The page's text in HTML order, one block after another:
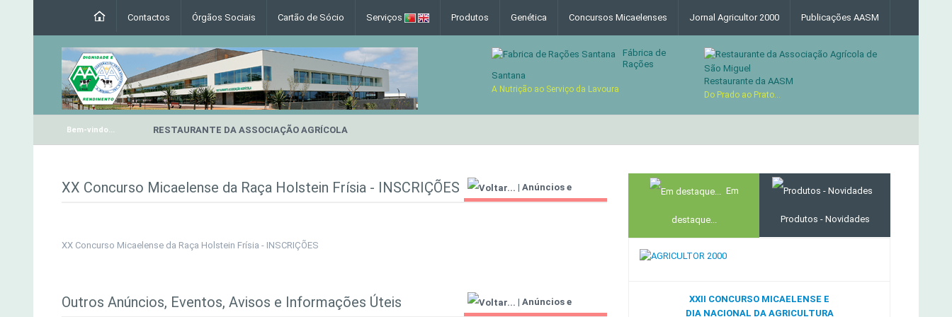
Contactos Órgãos Sociais Cartão de Sócio Serviços Produtos Genética Concursos Micaelenses Jornal Agricultor 2000 Publicações AASM
Fábrica de
Rações
Santana
A Nutrição ao Serviço da Lavoura
Restaurante da AASM
Do Prado ao Prato...
Bem-vindo... RESTAURANTE DA ASSOCIAÇÃO AGRÍCOLA
XX Concurso Micaelense da Raça Holstein Frísia - INSCRIÇÕES | Anúncios e
XX Concurso Micaelense da Raça Holstein Frísia - INSCRIÇÕES
Outros Anúncios, Eventos, Avisos e Informações Úteis | Anúncios e
Em
destaque... Produtos - Novidades
XXII CONCURSO MICAELENSE E
DIA NACIONAL DA AGRICULTURA